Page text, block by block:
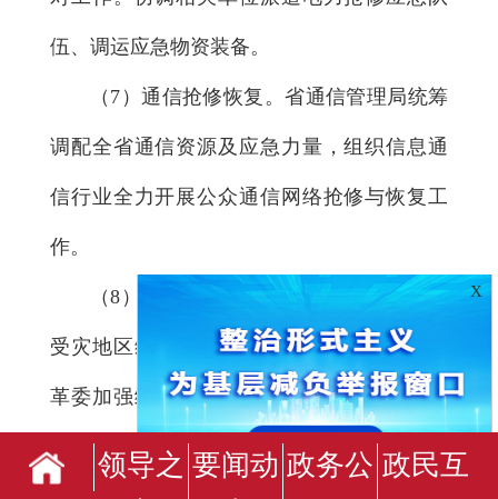
伍、调运应急物资装备。
（7）通信抢修恢复。省通信管理局统筹
调配全省通信资源及应急力量，组织信息通
信行业全力开展公众通信网络抢修与恢复工
作。
（8）其他风险管控。省公安厅全力支持
受灾地区维护社会治安秩序稳定。省发展改
革委加强统筹协调，全力做好能源供应保障
及重要民生商品保供稳价相关工作。住建、
领导之 要闻动 政务公 政民互
X